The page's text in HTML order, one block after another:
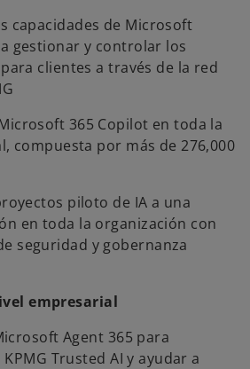
e
s
t
a
ñ
a
v
a
e
s
t
a
ñ
a
v
a
capacidades de Microsoft
gestionar y controlar los
clientes a través de la red
365 Copilot en toda la
compuesta por más de 276,000
piloto de IA a una
en toda la organización con
seguridad y gobernanza
empresarial
Agent 365 para
Trusted AI y ayudar a